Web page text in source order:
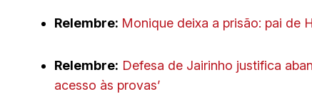
Relembre: Monique deixa a prisão: pai de
Relembre: Defesa de Jairinho justifica
acesso às provas’